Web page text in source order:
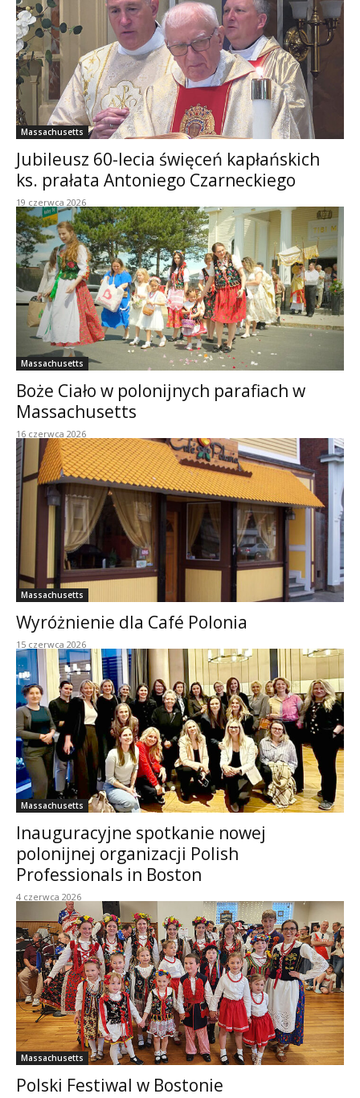
Massachusetts
Jubileusz 60-lecia święceń kapłańskich
ks. prałata Antoniego Czarneckiego
19 czerwca 2026
Massachusetts
Boże Ciało w polonijnych parafiach w
Massachusetts
16 czerwca 2026
Massachusetts
Wyróżnienie dla Café Polonia
15 czerwca 2026
Massachusetts
Inauguracyjne spotkanie nowej
polonijnej organizacji Polish
Professionals in Boston
4 czerwca 2026
Massachusetts
Polski Festiwal w Bostonie